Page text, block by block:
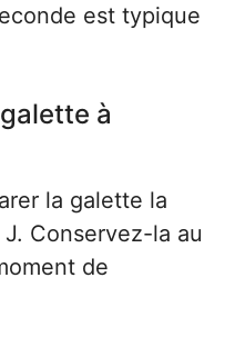
est typique
à
la galette la
Conservez-la au
de